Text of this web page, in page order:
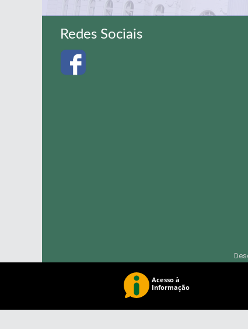
Redes Sociais